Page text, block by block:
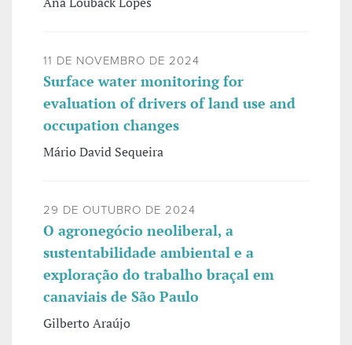
11 DE NOVEMBRO DE 2024
Surface water monitoring for
evaluation of drivers of land use and
occupation changes
Mário David Sequeira
29 DE OUTUBRO DE 2024
O agronegócio neoliberal, a
sustentabilidade ambiental e a
exploração do trabalho braçal em
canaviais de São Paulo
Gilberto Araújo